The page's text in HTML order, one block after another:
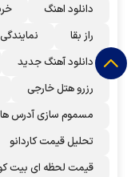
دانلود اهنگ
راز بقا
دانلود آهنگ جدید
رزرو هتل خارجی
مسموم سازی آدرس
تحلیل قیمت کاردانو
قیمت لحظه ای بیت